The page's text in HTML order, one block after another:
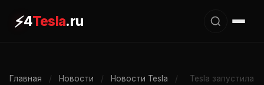
⚡4Tesla.ru
Главная / Новости / Новости Tesla /
Tesla запустила